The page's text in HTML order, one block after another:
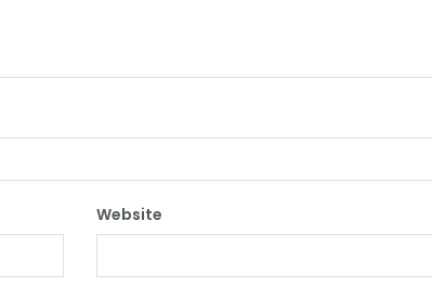
Website